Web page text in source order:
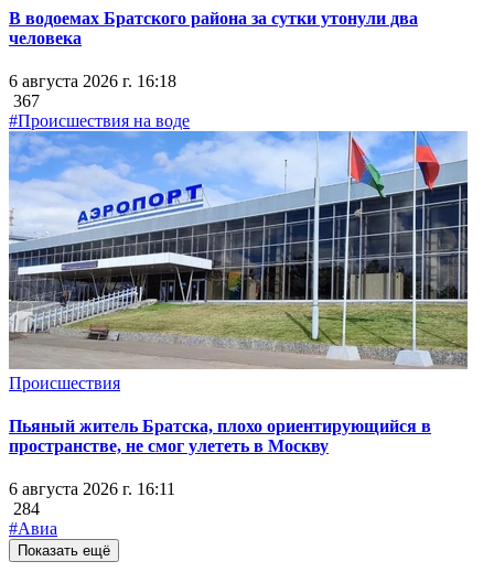
В водоемах Братского района за сутки утонули два
человека
6 августа 2026 г. 16:18
367
#Происшествия на воде
Происшествия
Пьяный житель Братска, плохо ориентирующийся в
пространстве, не смог улететь в Москву
6 августа 2026 г. 16:11
284
#Авиа
Показать ещё